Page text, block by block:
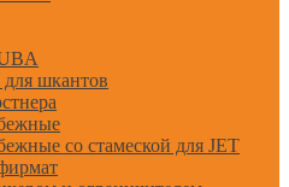
шкантов
со стамеской для JET